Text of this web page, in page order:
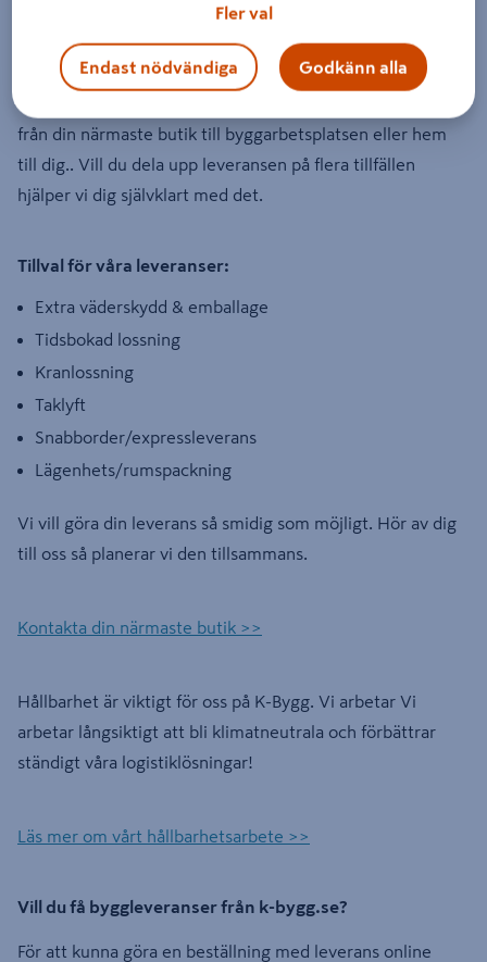
från din närmaste butik till byggarbetsplatsen eller hem
till dig.. Vill du dela upp leveransen på flera tillfällen
hjälper vi dig självklart med det.
Tillval för våra leveranser:
Extra väderskydd & emballage
Tidsbokad lossning
Kranlossning
Taklyft
Snabborder/expressleverans
Lägenhets/rumspackning
Vi vill göra din leverans så smidig som möjligt. Hör av dig
till oss så planerar vi den tillsammans.
Kontakta din närmaste butik >>
Hållbarhet är viktigt för oss på K-Bygg. Vi arbetar Vi
arbetar långsiktigt att bli klimatneutrala och förbättrar
ständigt våra logistiklösningar!
Läs mer om vårt hållbarhetsarbete >>
Vill du få byggleveranser från k-bygg.se?
För att kunna göra en beställning med leverans online
Fler val
Endast nödvändiga Godkänn alla